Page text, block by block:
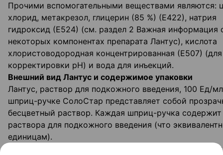
Прочими вспомогательными веществами являются:
хлорид, метакрезол, глицерин (85 %) (Е422), натрия
гидроксид (Е524) (см. раздел 2 Важная информация
некоторых компонентах препарата Лантус), кислота
хлористоводородная концентрированная (Е507) (для
корректировки pH) и вода для инъекций.
Внешний вид Лантус и содержимое упаковки
Лантус, раствор для подкожного введения, 100 Ед/
шприц-ручке СолоСтар представляет собой
бесцветный раствор. Каждая шприц-ручка
раствора для подкожного введения (что
единицам).
По 3 мл в картридже из прозрачного, бесцветного